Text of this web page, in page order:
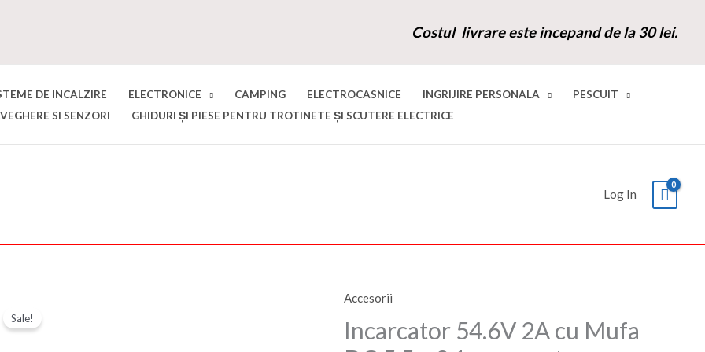
Costul livrare este incepand de la 30 lei.
DE INCALZIRE ELECTRONICE CAMPING ELECTROCASNICE INGRIJIRE PERSONALA
PESCUIT
SI SENZORI GHIDURI ȘI PIESE PENTRU TROTINETE ȘI SCUTERE ELECTRICE
Log In
Sale!
Accesorii
Incarcator 54.6V 2A cu Mufa
inițial
curent
Cantitate
Incarcator
54.6V